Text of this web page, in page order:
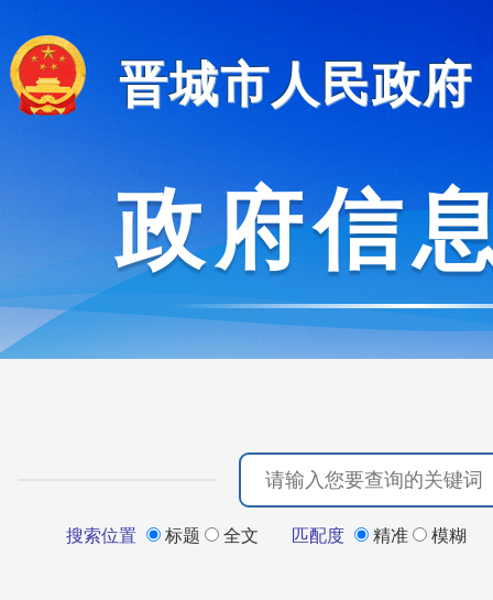
晋城市人民政府
政府信
搜索位置 标题 全文 匹配度 精准 模糊